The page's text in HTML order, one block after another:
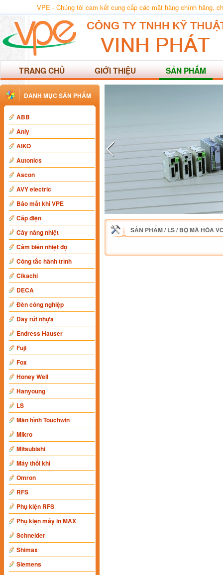
VPE - Chúng tôi cam kết cung cấp các mặt hàng chính hãng,
TRANG CHỦ GIỚI THIỆU SẢN PHẨM
DANH MỤC SẢN PHẨM
ABB
Anly
AIKO
Autonics
Ascon
AVY electric
Báo mất khí VPE
Cáp điện
Cây nâng nhiệt
Cảm biến nhiệt độ
Công tắc hành trình
Cikachi
DECA
Đèn công nghiệp
Dây rút nhựa
Endress Hauser
Fuji
Fox
Honey Well
Hanyoung
LS
Màn hình Touchwin
Mikro
Mitsubishi
Máy thổi khí
Omron
RFS
Phụ kiện RFS
Phụ kiện máy in MAX
Schneider
Shimax
Siemens
SẢN PHẨM/LS/BỘ MÃ HÓA